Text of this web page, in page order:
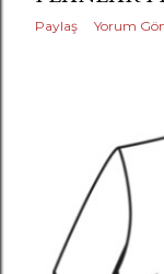
Paylaş Yorum